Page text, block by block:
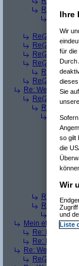
Re(3):
Re(4):
Re(2):
Re(2):
Re(2):
Re(2):
Re(3):
Re(2):
Re: Welches
Re(2):
Re(3):
Re(4):
Re(3):
Re(3):
Re(4):
Mein etwas(
Re: Mein etwas
Re: Mein etwas
Re: Welches
Re(2):
Ihre
Wir
für die
Durch
Sie
so gilt
die
Wir
Zugriff
und
Liste